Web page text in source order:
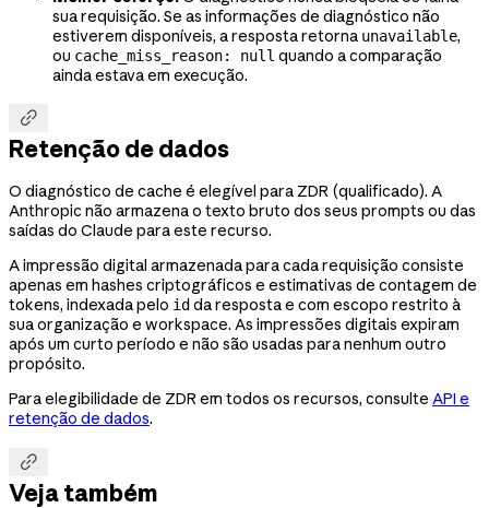
sua requisição. Se as informações de diagnóstico não
estiverem disponíveis, a resposta retorna unavailable,
ou cache_miss_reason: null quando a comparação
ainda estava em execução.

Retenção de dados
O diagnóstico de cache é elegível para ZDR (qualificado). A
Anthropic não armazena o texto bruto dos seus prompts ou das
saídas do Claude para este recurso.
A impressão digital armazenada para cada requisição consiste
apenas em hashes criptográficos e estimativas de contagem de
tokens, indexada pelo id da resposta e com escopo restrito à
sua organização e workspace. As impressões digitais expiram
após um curto período e não são usadas para nenhum outro
propósito.
Para elegibilidade de ZDR em todos os recursos, consulte API e
retenção de dados.

Veja também